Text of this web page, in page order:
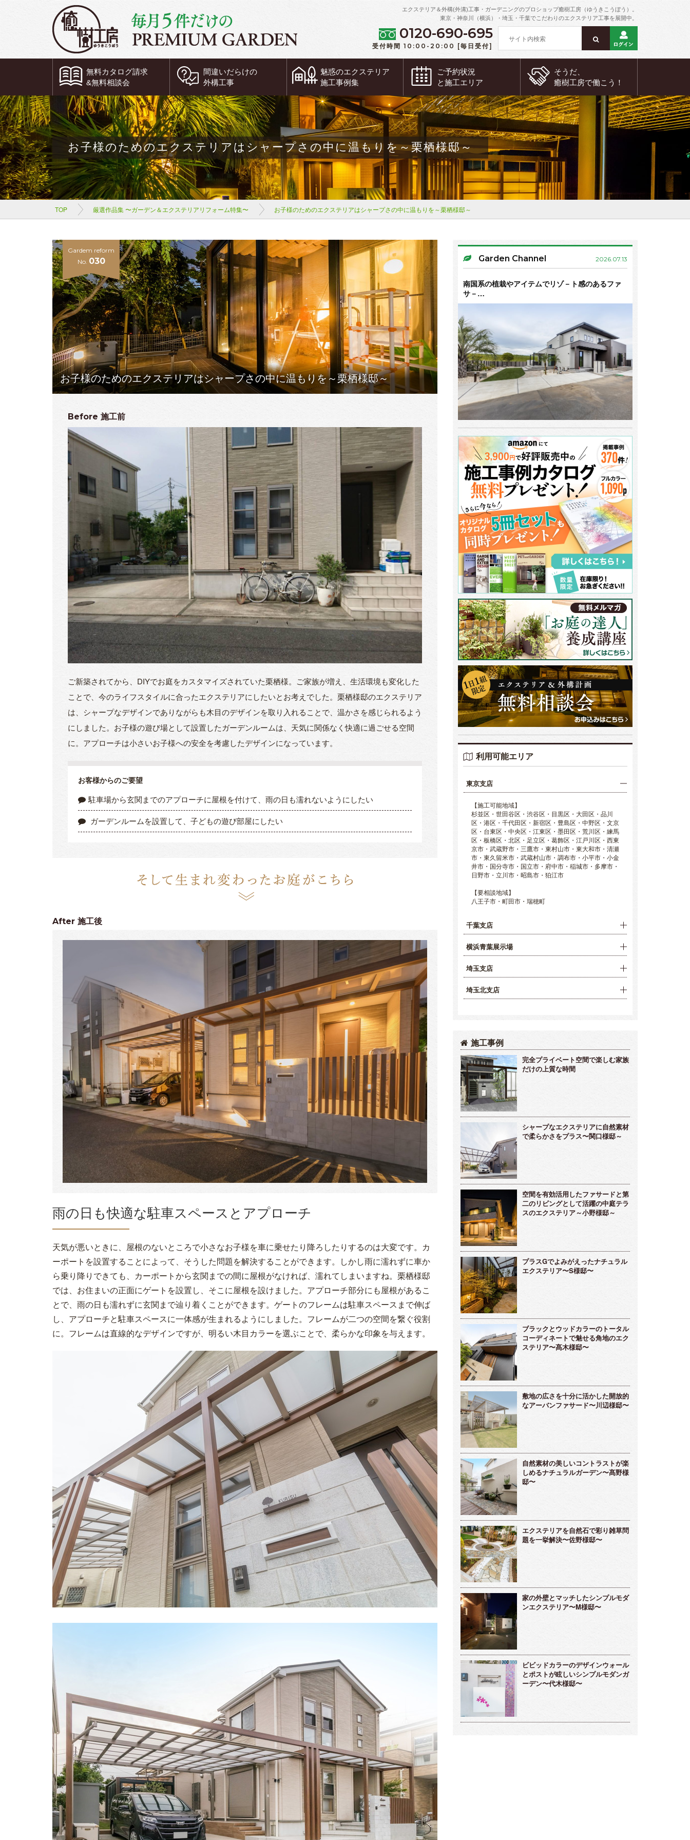
エクステリア＆外構(外溝)工事・ガーデニングのプロショップ癒樹工房（ゆうきこうぼう）。
東京・神奈川（横浜）・埼玉・千葉でこだわりのエクステリア工事を展開中。
0120-690-695
受付時間 10:00-20:00 [毎日受付]
無料カタログ請求
&無料相談会
間違いだらけの
外構工事
魅惑のエクステリア
施工事例集
ご予約状況
と施工エリア
そうだ、
癒樹工房で働こう！
お子様のためのエクステリアはシャープさの中に温もりを～栗栖様邸～
TOP 厳選作品集 〜ガーデン＆エクステリアリフォーム特集〜 お子様のためのエクステリアはシャープさの中に温もりを～栗栖様邸～
Gardem reform
No. 030
お子様のためのエクステリアはシャープさの中に温もりを～栗栖様邸～
Before 施工前
ご新築されてから、DIYでお庭をカスタマイズされていた栗栖様。ご家族が増え、生活環境も変化した
ことで、今のライフスタイルに合ったエクステリアにしたいとお考えでした。栗栖様邸のエクステリア
は、シャープなデザインでありながらも木目のデザインを取り入れることで、温かさを感じられるよう
にしました。お子様の遊び場として設置したガーデンルームは、天気に関係なく快適に過ごせる空間
に。アプローチは小さいお子様への安全を考慮したデザインになっています。
お客様からのご要望
駐車場から玄関までのアプローチに屋根を付けて、雨の日も濡れないようにしたい
ガーデンルームを設置して、子どもの遊び部屋にしたい
After 施工後
雨の日も快適な駐車スペースとアプローチ
天気が悪いときに、屋根のないところで小さなお子様を車に乗せたり降ろしたりするのは大変です。カ
ーポートを設置することによって、そうした問題を解決することができます。しかし雨に濡れずに車か
ら乗り降りできても、カーポートから玄関までの間に屋根がなければ、濡れてしまいますね。栗栖様邸
では、お住まいの正面にゲートを設置し、そこに屋根を設けました。アプローチ部分にも屋根があるこ
とで、雨の日も濡れずに玄関まで辿り着くことができます。ゲートのフレームは駐車スペースまで伸ば
し、アプローチと駐車スペースに一体感が生まれるようにしました。フレームが二つの空間を繋ぐ役割
に。フレームは直線的なデザインですが、明るい木目カラーを選ぶことで、柔らかな印象を与えます。
Garden Channel 2026.07.13
南国系の植栽やアイテムでリゾ－ト感のあるファ
サ－…
利用可能エリア
東京支店
【施工可能地域】
杉並区・世田谷区・渋谷区・目黒区・大田区・品川
区・港区・千代田区・新宿区・豊島区・中野区・文京
区・台東区・中央区・江東区・墨田区・荒川区・練馬
区・板橋区・北区・足立区・葛飾区・江戸川区・西東
京市・武蔵野市・三鷹市・東村山市・東大和市・清瀬
市・東久留米市・武蔵村山市・調布市・小平市・小金
井市・国分寺市・国立市・府中市・稲城市・多摩市・
日野市・立川市・昭島市・狛江市
【要相談地域】
八王子市・町田市・瑞穂町
千葉支店
横浜青葉展示場
埼玉支店
埼玉北支店
施工事例
完全プライベート空間で楽しむ家族
だけの上質な時間
シャープなエクステリアに自然素材
で柔らかさをプラス〜関口様邸～
空間を有効活用したファサードと第
二のリビングとして活躍の中庭テラ
スのエクステリア～小野様邸～
プラスGでよみがえったナチュラル
エクステリア〜S様邸〜
ブラックとウッドカラーのトータル
コーディネートで魅せる角地のエク
ステリア〜髙木様邸〜
敷地の広さを十分に活かした開放的
なアーバンファサード〜川辺様邸〜
自然素材の美しいコントラストが楽
しめるナチュラルガーデン〜髙野様
邸〜
エクステリアを自然石で彩り雑草問
題を一挙解決〜佐野様邸〜
家の外壁とマッチしたシンプルモダ
ンエクステリア〜M様邸〜
ビビッドカラーのデザインウォール
とポストが眩しいシンプルモダンガ
ーデン〜代木様邸〜